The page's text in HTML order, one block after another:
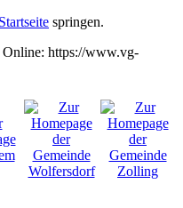
springen.
Online: https://www.vg-